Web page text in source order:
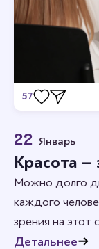
57
Станьте первым
22 Январь
Красота –
Можно долго
каждого
зрения на этот
по-своему. И
Детальнее